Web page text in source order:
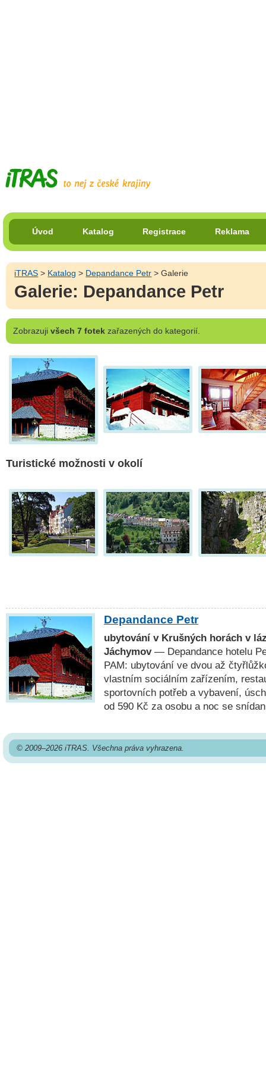
Úvod Katalog Registrace Reklama
iTRAS > Katalog > Depandance Petr > Galerie
Galerie: Depandance Petr
Zobrazuji všech 7 fotekzařazených do kategorií.
Turistické možnosti v okolí
Depandance Petr
ubytování v Krušných horách v
Jáchymov— Depandance hotelu
PAM: ubytování ve dvou až
vlastním sociálním zařízením,
sportovních potřeb a vybavení,
od 590 Kč za osobu a noc se
© 2009–2026 iTRAS. Všechna práva vyhrazena.